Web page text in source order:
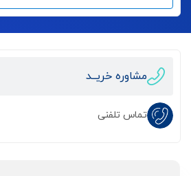
مشاوره خریــد
تماس تلفنی